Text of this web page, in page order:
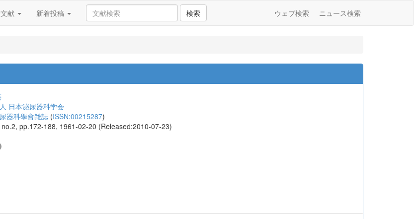
献 新着投稿 検索 ウェブ検索 ニュース検索
日本泌尿器科学会
器科學會雑誌 (ISSN:00215287)
pp.172-188, 1961-02-20 (Released:2010-07-23)